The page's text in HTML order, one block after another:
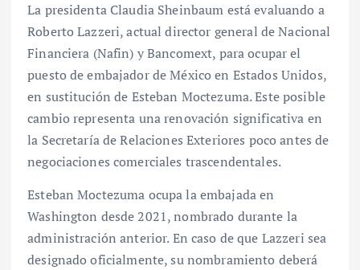
La presidenta Claudia Sheinbaum está evaluando a
Roberto Lazzeri, actual director general de Nacional
Financiera (Nafin) y Bancomext, para ocupar el
puesto de embajador de México en Estados Unidos,
en sustitución de Esteban Moctezuma. Este posible
cambio representa una renovación significativa en
la Secretaría de Relaciones Exteriores poco antes de
negociaciones comerciales trascendentales.
Esteban Moctezuma ocupa la embajada en
Washington desde 2021, nombrado durante la
administración anterior. En caso de que Lazzeri sea
designado oficialmente, su nombramiento deberá